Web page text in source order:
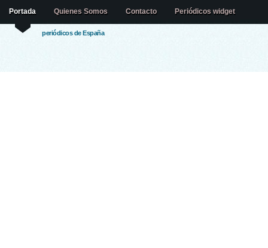
periódicos de España
Portada Quienes Somos Contacto Periódicos widget